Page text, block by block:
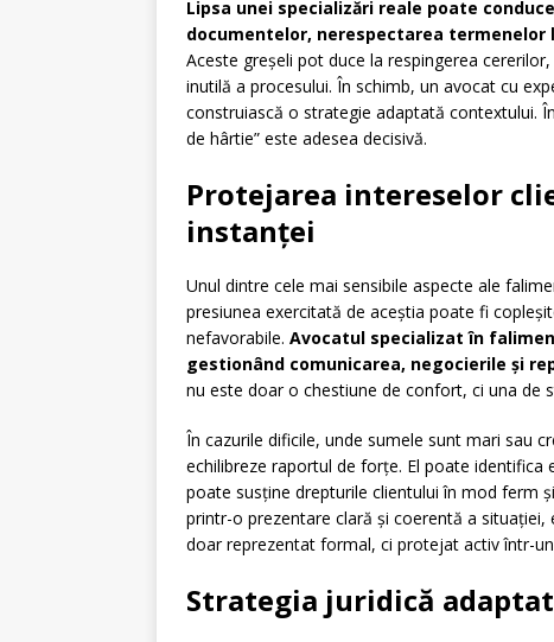
Lipsa unei specializări reale poate
documentelor, nerespectarea
Aceste greșeli pot duce la respingerea
inutilă a procesului. În schimb, un avocat cu
construiască o strategie adaptată contextului.
de hârtie” este adesea decisivă.
Protejarea intereselor
instanței
Unul dintre cele mai sensibile aspecte ale
presiunea exercitată de aceștia poate fi
nefavorabile. Avocatul specializat în
gestionând comunicarea, negocierile și
nu este doar o chestiune de confort, ci una de
În cazurile dificile, unde sumele sunt mari sau
echilibreze raportul de forțe. El poate
poate susține drepturile clientului în mod ferm
printr-o prezentare clară și coerentă a
doar reprezentat formal, ci protejat activ într-
Strategia juridică